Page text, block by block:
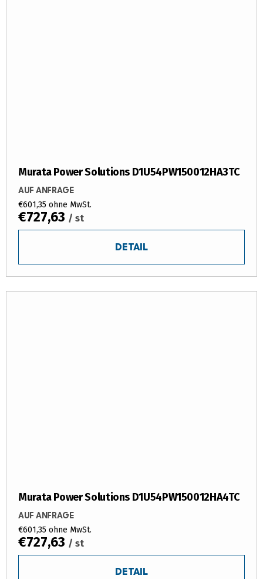
Murata Power Solutions D1U54PW150012HA3TC
AUF ANFRAGE
€601,35 ohne MwSt.
€727,63 / st
DETAIL
Murata Power Solutions D1U54PW150012HA4TC
AUF ANFRAGE
€601,35 ohne MwSt.
€727,63 / st
DETAIL